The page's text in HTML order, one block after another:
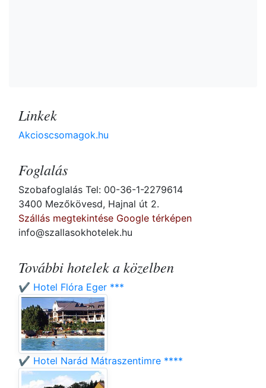
Linkek
Akcioscsomagok.hu
Foglalás
Szobafoglalás Tel: 00-36-1-2279614
3400 Mezőkövesd, Hajnal út 2.
Szállás megtekintése Google térképen
info@szallasokhotelek.hu
További hotelek a közelben
✔️ Hotel Flóra Eger ***
✔️ Hotel Narád Mátraszentimre ****